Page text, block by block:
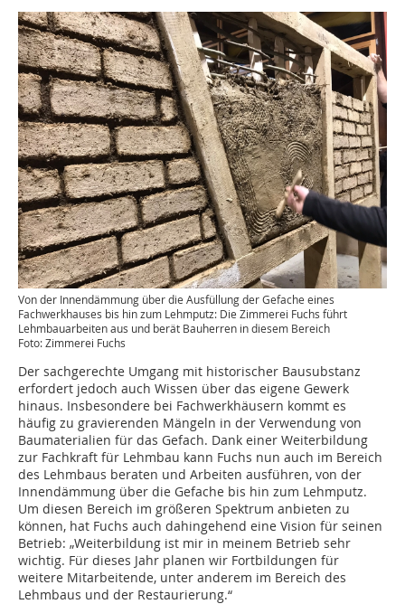
Von der Innendämmung über die Ausfüllung der Gefache eines
Fachwerkhauses bis hin zum Lehmputz: Die Zimmerei Fuchs führt
Lehmbauarbeiten aus und berät Bauherren in diesem Bereich
Foto: Zimmerei Fuchs
Der sachgerechte Umgang mit historischer Bausubstanz
erfordert jedoch auch Wissen über das eigene Gewerk
hinaus. Insbesondere bei Fachwerkhäusern kommt es
häufig zu gravierenden Mängeln in der Verwendung von
Baumaterialien für das Gefach. Dank einer Weiterbildung
zur Fachkraft für Lehmbau kann Fuchs nun auch im Bereich
des Lehmbaus beraten und Arbeiten ausführen, von der
Innendämmung über die Gefache bis hin zum Lehmputz.
Um diesen Bereich im größeren Spektrum anbieten zu
können, hat Fuchs auch dahingehend eine Vision für seinen
Betrieb: „Weiterbildung ist mir in meinem Betrieb sehr
wichtig. Für dieses Jahr planen wir Fortbildungen für
weitere Mitarbeitende, unter anderem im Bereich des
Lehmbaus und der Restaurierung.“